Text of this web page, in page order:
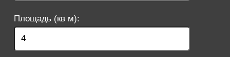
Площадь (кв м):